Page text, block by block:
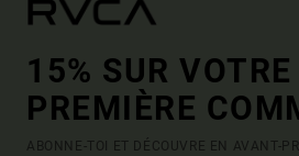
15% SUR VOTRE
PREMIÈRE
ABONNE-TOI ET DÉCOUVRE EN AVANT-